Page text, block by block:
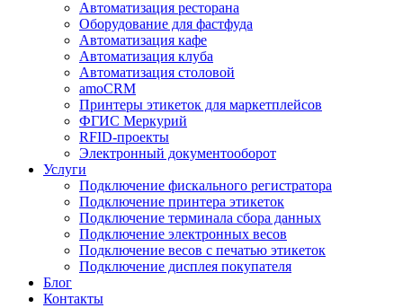
Автоматизация ресторана
Оборудование для фастфуда
Автоматизация кафе
Автоматизация клуба
Автоматизация столовой
amoCRM
Принтеры этикеток для маркетплейсов
ФГИС Меркурий
RFID-проекты
Электронный документооборот
Услуги
Подключение фискального регистратора
Подключение принтера этикеток
Подключение терминала сбора данных
Подключение электронных весов
Подключение весов с печатью этикеток
Подключение дисплея покупателя
Блог
Контакты